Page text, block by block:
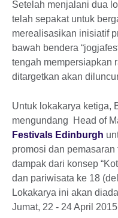
Setelah menjalani dua
telah sepakat untuk
merealisasikan inisiatif
bawah bendera
tengah mempersiapkan
ditargetkan akan
Untuk lokakarya ketiga,
mengundang Head of
Festivals Edinburgh
promosi dan
dampak dari konsep
dan pariwisata ke 18
Lokakarya ini akan
Jumat, 22 - 24 April